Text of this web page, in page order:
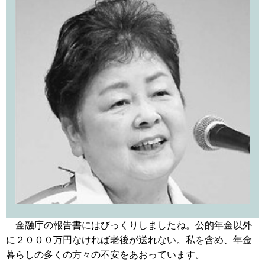
金融庁の報告書にはびっくりしましたね。公的年金以外
に２０００万円なければ老後が送れない。私を含め、年金
暮らしの多くの方々の不安をあおっています。